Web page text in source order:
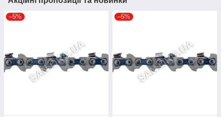
–5% –5%